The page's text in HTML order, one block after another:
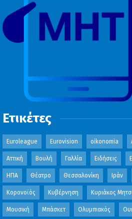
Ετικέτες
Euroleague Eurovision oikonomia
Αττική Βουλή Γαλλία Ειδήσεις
ΗΠΑ Θέατρο Θεσσαλονίκη Ιράν
Κορονοϊός Κυβέρνηση Κυριάκος
Μουσική Μπάσκετ Ολυμπιακός